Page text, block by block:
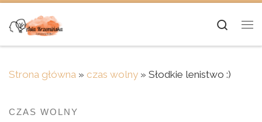
Skip to content
Strona główna » czas wolny » Słodkie lenistwo :)
CZAS WOLNY